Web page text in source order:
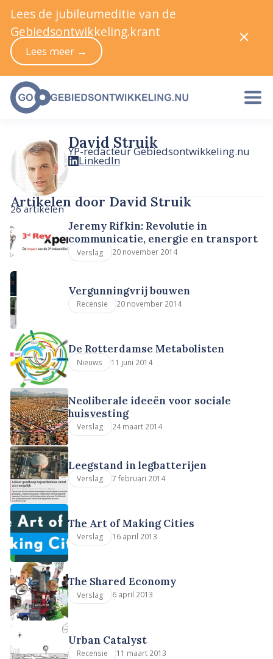
David Struik
YP-redacteur Gebiedsontwikkeling.nu
LinkedIn
Artikelen door David Struik
26 artikelen
Jeremy Rifkin: Revolutie in
communicatie, energie en transport
Verslag 20 november 2014
Vergunningvrij bouwen
Recensie 20 november 2014
De Rotterdamse Metabolisten
Nieuws 11 juni 2014
Neoliberale ideeën voor sociale
huisvesting
Verslag 24 maart 2014
Leegstand in legbatterijen
Verslag 7 februari 2014
The Art of Making Cities
Verslag 16 april 2013
The Shared Economy
Verslag 6 april 2013
Urban Catalyst
Recensie 11 maart 2013
Lees de jubileumeditie van de
Gebiedsontwikkeling.krant
Lees meer →